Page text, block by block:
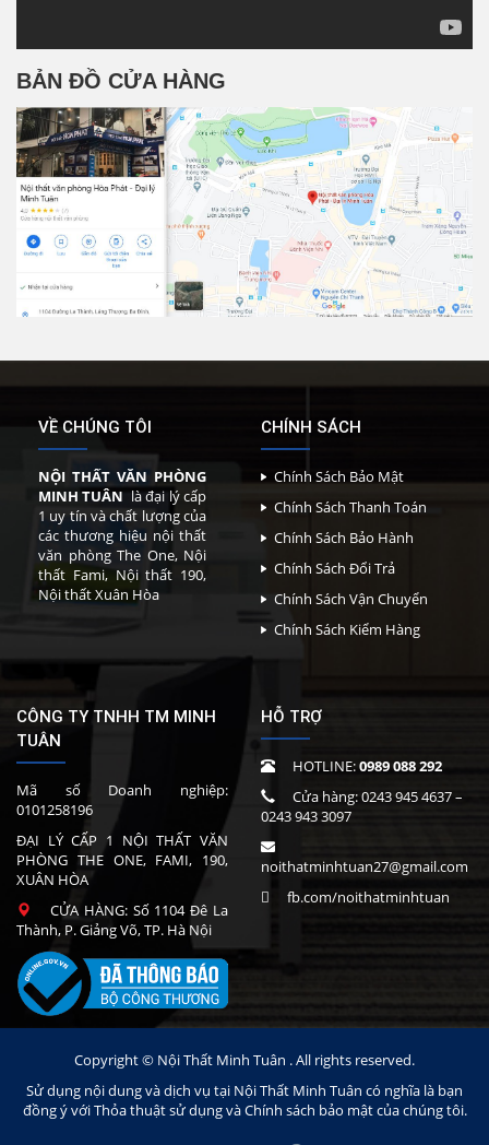
BẢN ĐỒ CỬA HÀNG
VỀ CHÚNG TÔI
NỘI THẤT VĂN PHÒNG
MINH TUÂN là đại lý cấp
1 uy tín và chất lượng của
các thương hiệu nội thất
văn phòng The One, Nội
thất Fami, Nội thất 190,
Nội thất Xuân Hòa
CHÍNH SÁCH
Chính Sách Bảo Mật
Chính Sách Thanh Toán
Chính Sách Bảo Hành
Chính Sách Đổi Trả
Chính Sách Vận Chuyển
Chính Sách Kiểm Hàng
CÔNG TY TNHH TM MINH
TUÂN
Mã số Doanh nghiệp:
0101258196
ĐẠI LÝ CẤP 1 NỘI THẤT VĂN
PHÒNG THE ONE, FAMI, 190,
XUÂN HÒA
CỬA HÀNG: Số 1104 Đê La
Thành, P. Giảng Võ, TP. Hà Nội
HỖ TRỢ
HOTLINE:0989 088 292
Cửa hàng:0243 945 4637–
0243 943 3097
noithatminhtuan27@gmail.com
fb.com/noithatminhtuan
Copyright © Nội Thất Minh Tuân . All rights reserved.
Sử dụng nội dung và dịch vụ tại Nội Thất Minh Tuân có nghĩa là bạn
đồng ý với Thỏa thuật sử dụng và Chính sách bảo mật của chúng tôi.